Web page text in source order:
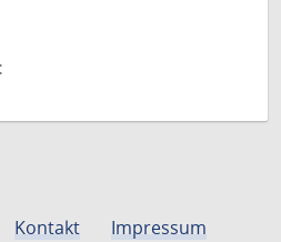
Kontakt
Impressum